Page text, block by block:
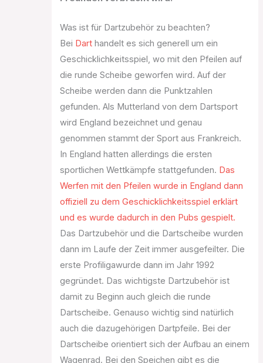
Was ist für Dartzubehör zu beachten?
Bei Dart handelt es sich generell um ein
Geschicklichkeitsspiel, wo mit den Pfeilen auf
die runde Scheibe geworfen wird. Auf der
Scheibe werden dann die Punktzahlen
gefunden. Als Mutterland von dem Dartsport
wird England bezeichnet und genau
genommen stammt der Sport aus Frankreich.
In England hatten allerdings die ersten
sportlichen Wettkämpfe stattgefunden. Das
Werfen mit den Pfeilen wurde in England dann
offiziell zu dem Geschicklichkeitsspiel erklärt
und es wurde dadurch in den Pubs gespielt.
Das Dartzubehör und die Dartscheibe wurden
dann im Laufe der Zeit immer ausgefeilter. Die
erste Profiligawurde dann im Jahr 1992
gegründet. Das wichtigste Dartzubehör ist
damit zu Beginn auch gleich die runde
Dartscheibe. Genauso wichtig sind natürlich
auch die dazugehörigen Dartpfeile. Bei der
Dartscheibe orientiert sich der Aufbau an einem
Wagenrad. Bei den Speichen gibt es die